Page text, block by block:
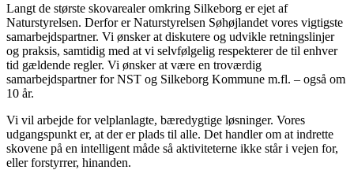
Langt de største skovarealer omkring Silkeborg er ejet af
Naturstyrelsen. Derfor er Naturstyrelsen Søhøjlandet vores vigtigste
samarbejdspartner. Vi ønsker at diskutere og udvikle retningslinjer
og praksis, samtidig med at vi selvfølgelig respekterer de til enhver
tid gældende regler. Vi ønsker at være en troværdig
samarbejdspartner for NST og Silkeborg Kommune m.fl. – også om
10 år.
Vi vil arbejde for velplanlagte, bæredygtige løsninger. Vores
udgangspunkt er, at der er plads til alle. Det handler om at indrette
skovene på en intelligent måde så aktiviteterne ikke står i vejen for,
eller forstyrrer, hinanden.